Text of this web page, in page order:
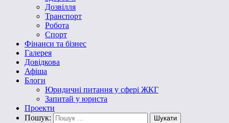
Дозвілля
Транспорт
Робота
Спорт
Фінанси та бізнес
Галерея
Довідкова
Афіша
Блоги
Юридичні питання у сфері ЖКГ
Запитай у юриста
Проекти
Пошук: